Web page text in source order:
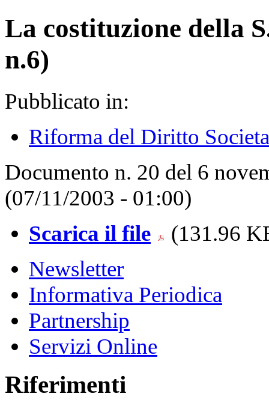
La costituzione della
n.6)
Pubblicato in:
Riforma del Diritto
Documento n. 20 del 6
(07/11/2003 - 01:00)
Scarica il file
(131.96
Newsletter
Informativa Periodica
Partnership
Servizi Online
Riferimenti